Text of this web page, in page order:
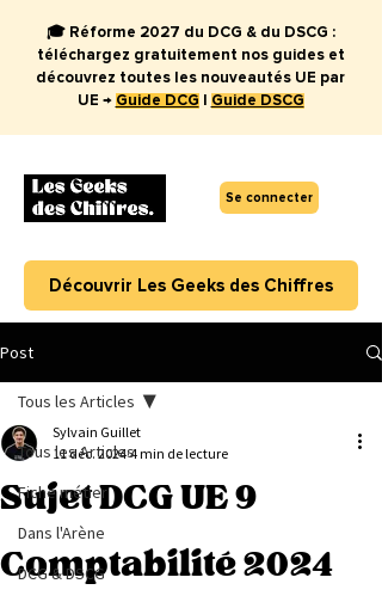
Se connecter
🎓 Réforme 2027 du DCG & du DSCG :
téléchargez gratuitement nos guides et
découvrez toutes les nouveautés UE par
UE → Guide DCG Guide DSCG
Découvrir Les Geeks des Chiffres
Post
Tous les Articles
Fiche métier
Dans l'Arène
DCG & DSCG
Tous les Articles
Sujet DCG UE 9
Comptabilité 2024
Sylvain Guillet
11 déc. 2024 4 min de lecture